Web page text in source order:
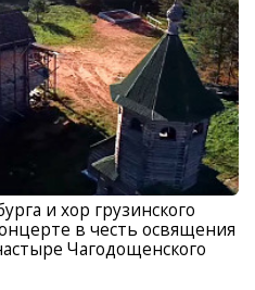
и хор грузинского
в честь освящения
Чагодощенского